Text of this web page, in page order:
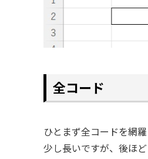
全コード
ひとまず全コードを網羅
少し長いですが、後ほ